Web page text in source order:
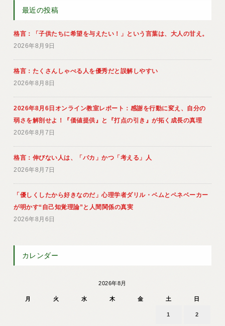
最近の投稿
格言：「子供たちに希望を与えたい！」という言葉は、大人の甘え。
2026年8月9日
格言：たくさんしゃべる人を優秀だと誤解しやすい
2026年8月8日
2026年8月6日オンライン教室レポート：感謝を行動に変え、自分の
弱さを解剖せよ！『価値提供』と『打点の引き』が拓く成長の真理
2026年8月7日
格言：伸びない人は、「バカ」かつ「考える」人
2026年8月7日
「優しくしたから好きなのだ」心理学者ダリル・ベムとペネベーカー
が明かす“自己知覚理論”と人間関係の真実
2026年8月6日
カレンダー
2026年8月
月 火 水 木 金 土 日
1 2